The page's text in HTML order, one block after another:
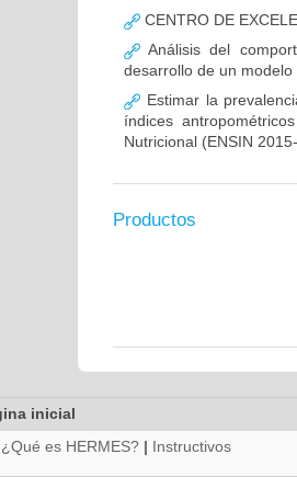
CENTRO DE
Análisis del
desarrollo de un
Estimar la
índices
Nutricional (ENSIN
Productos
inicial
¿Qué es HERMES? | Instructivos